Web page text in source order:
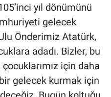
yıl dönümünü
gelecek
Önderimiz Atatürk,
adadı. Bizler, bu
için daha
gelecek kurmak için